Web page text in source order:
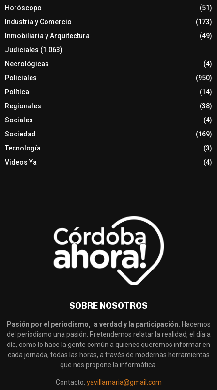
Horóscopo
(51)
Industria y Comercio
(173)
Inmobiliaria y Arquitectura
(49)
Judiciales (1.063)
Necrológicas
(4)
Policiales
(950)
Política
(14)
Regionales
(38)
Sociales
(4)
Sociedad
(169)
Tecnología
(3)
Videos Ya
(4)
SOBRE NOSOTROS
Pasión por el periodismo, la verdad y la participación. Hacemos
del periodismo una pasión. Pretendemos relatar la realidad, el día a
día, como lo hace la gente común a quienes queremos informar en
cada jornada, todas las horas, a través de modernas herramientas
que nos propone la informática.
Contacto: yavillamaria@gmail.com